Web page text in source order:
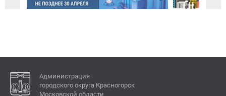
Администрация
городского округа Красногорск
Московской области